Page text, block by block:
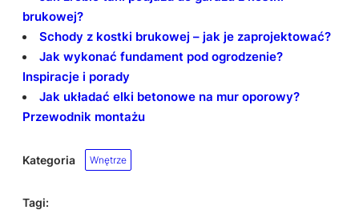
brukowej?
Schody z kostki brukowej – jak je zaprojektować?
Jak wykonać fundament pod ogrodzenie?
Inspiracje i porady
Jak układać elki betonowe na mur oporowy?
Przewodnik montażu
Kategoria Wnętrze
Tagi: